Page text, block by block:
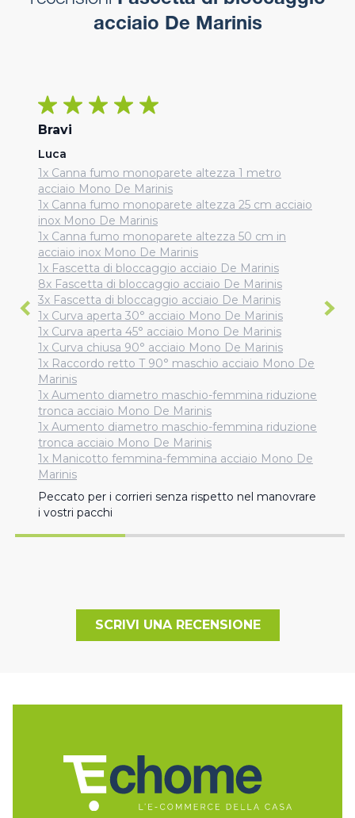
acciaio De Marinis
Bravi
Luca
1x Canna fumo monoparete altezza 1 metro
acciaio Mono De Marinis
1x Canna fumo monoparete altezza 25 cm acciaio
inox Mono De Marinis
1x Canna fumo monoparete altezza 50 cm in
acciaio inox Mono De Marinis
1x Fascetta di bloccaggio acciaio De Marinis
8x Fascetta di bloccaggio acciaio De Marinis
3x Fascetta di bloccaggio acciaio De Marinis
1x Curva aperta 30° acciaio Mono De Marinis
1x Curva aperta 45° acciaio Mono De Marinis
1x Curva chiusa 90° acciaio Mono De Marinis
1x Raccordo retto T 90° maschio acciaio Mono De
Marinis
1x Aumento diametro maschio-femmina riduzione
tronca acciaio Mono De Marinis
1x Aumento diametro maschio-femmina riduzione
tronca acciaio Mono De Marinis
1x Manicotto femmina-femmina acciaio Mono De
Marinis
Peccato per i corrieri senza rispetto nel manovrare
i vostri pacchi
SCRIVI UNA RECENSIONE